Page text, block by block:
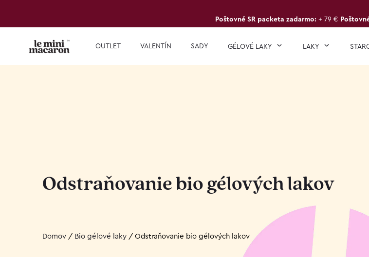
Poštovné SR packeta zadarmo: + 79 €
OUTLET VALENTÍN SADY GÉLOVÉ LAKY LAKY
Odstraňovanie bio gélových lakov
Domov / Bio gélové laky / Odstraňovanie bio gélových lakov